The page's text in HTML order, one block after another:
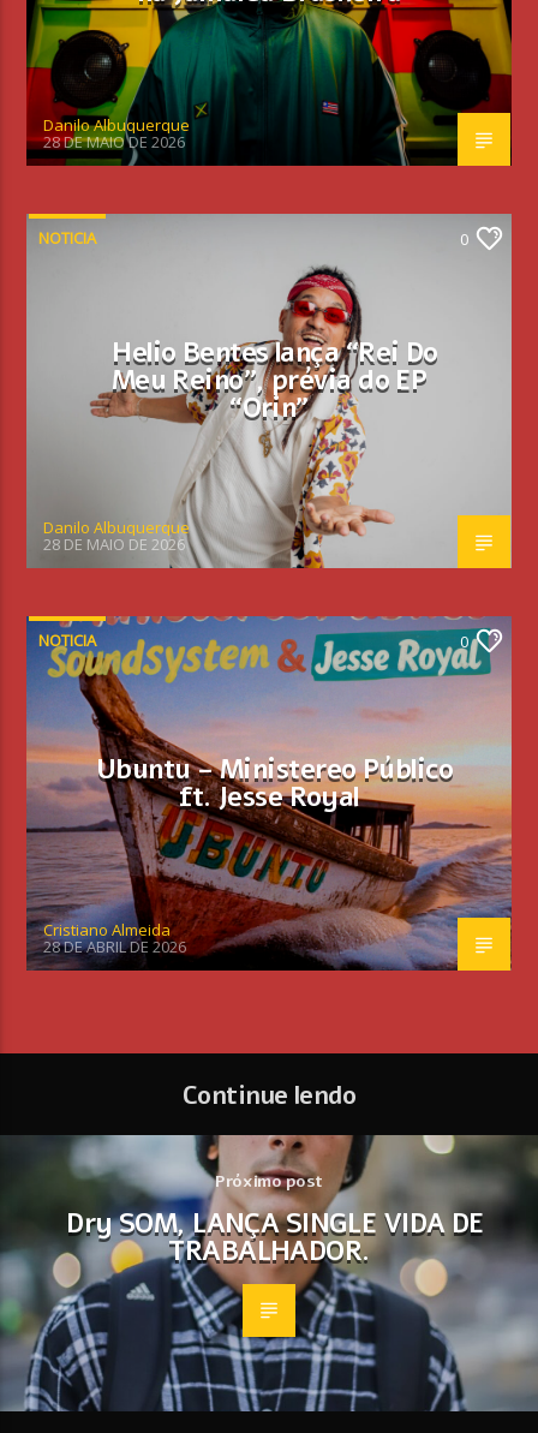
Danilo Albuquerque
28 DE MAIO DE 2026
NOTICIA 0
Helio Bentes lança “Rei Do
Meu Reino”, prévia do EP
“Orin”
Danilo Albuquerque
28 DE MAIO DE 2026
NOTICIA 0
Ubuntu – Ministereo Público
ft. Jesse Royal
Cristiano Almeida
28 DE ABRIL DE 2026
Continue lendo
Próximo post
Dry SOM, LANÇA SINGLE VIDA DE
TRABALHADOR.